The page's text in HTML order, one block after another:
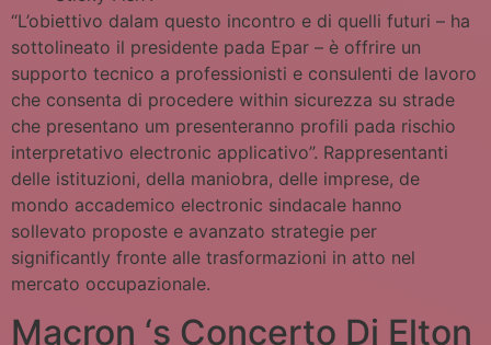
“L’obiettivo dalam questo incontro e di quelli futuri – ha
sottolineato il presidente pada Epar – è offrire un
supporto tecnico a professionisti e consulenti de lavoro
che consenta di procedere within sicurezza su strade
che presentano um presenteranno profili pada rischio
interpretativo electronic applicativo”. Rappresentanti
delle istituzioni, della maniobra, delle imprese, de
mondo accademico electronic sindacale hanno
sollevato proposte e avanzato strategie per
significantly fronte alle trasformazioni in atto nel
mercato occupazionale.
Macron ‘s Concerto Di Elton